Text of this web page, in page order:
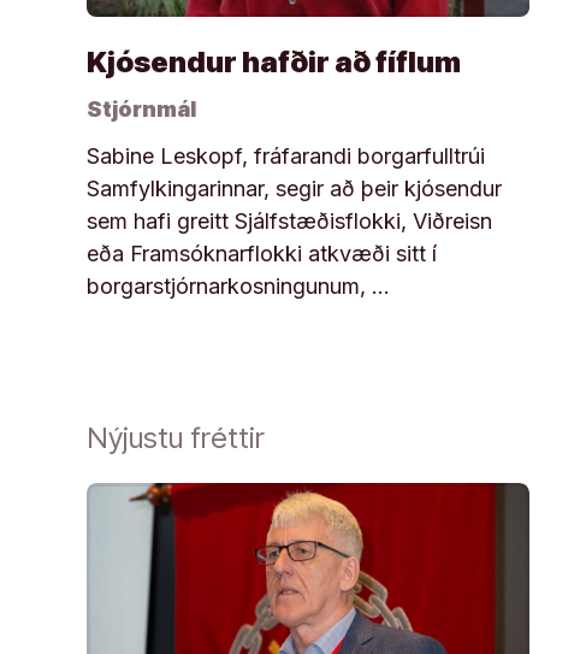
Kjósendur hafðir að fíflum
Stjórnmál
Sabine Leskopf, fráfarandi borgarfulltrúi
Samfylkingarinnar, segir að þeir kjósendur
sem hafi greitt Sjálfstæðisflokki, Viðreisn
eða Framsóknarflokki atkvæði sitt í
borgarstjórnarkosningunum, …
Nýjustu fréttir